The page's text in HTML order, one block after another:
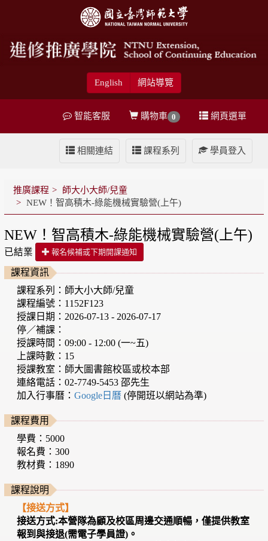
English 網站導覽
網頁選單
購物車 0
智能客服
學員登入
課程系列
相關連結
推廣課程
師大小大師/兒童
NEW！智高積木-綠能機械實驗營(上午)
NEW！智高積木-綠能機械實驗營(上午)
已結業 報名候補或下期開課通知
課程資訊
課程系列：師大小大師/兒童
課程編號：1152F123
授課日期：2026-07-13 - 2026-07-17
停／補課：
授課時間：09:00 - 12:00 (一~五)
上課時數：15
授課教室：師大圖書館校區或校本部
連絡電話：02-7749-5453 邵先生
加入行事曆：Google日曆(停開班以網站為準)
課程費用
學費：5000
報名費：300
教材費：1890
課程說明
【接送方式】
接送方式:本營隊為顧及校區周邊交通順暢，僅提供教室
報到與接退(需電子學員證)。